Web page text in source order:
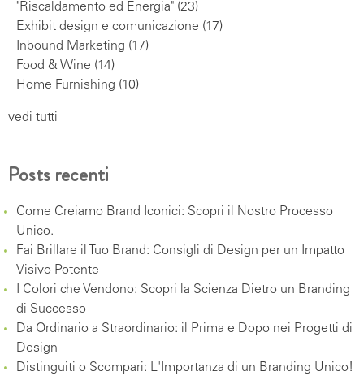
"Riscaldamento ed Energia" (23)
Exhibit design e comunicazione (17)
Inbound Marketing (17)
Food & Wine (14)
Home Furnishing (10)
vedi tutti
Posts recenti
Come Creiamo Brand Iconici: Scopri il Nostro Processo
Unico.
Fai Brillare il Tuo Brand: Consigli di Design per un Impatto
Visivo Potente
I Colori che Vendono: Scopri la Scienza Dietro un Branding
di Successo
Da Ordinario a Straordinario: il Prima e Dopo nei Progetti di
Design
Distinguiti o Scompari: L'Importanza di un Branding Unico!